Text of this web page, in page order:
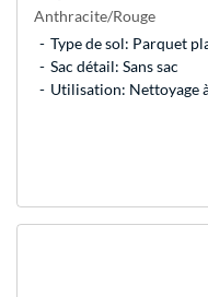
Anthracite/Rouge
Type de sol: Parquet
Sac détail: Sans sac
Utilisation: Nettoyage